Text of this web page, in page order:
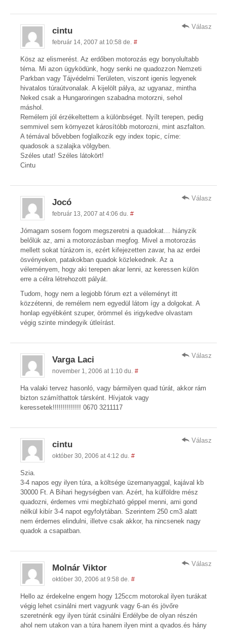
cintu
február 14, 2007 at 10:58 de. #
Kösz az elismerést. Az erdőben motorozás egy bonyolultabb
téma. Mi azon ügyködünk, hogy senki ne quadozzon Nemzeti
Parkban vagy Tájvédelmi Területen, viszont igenis legyenek
hivatalos túraútvonalak. A kijelölt pálya, az ugyanaz, mintha
Neked csak a Hungaroringen szabadna motorzni, sehol
máshol.
Remélem jól érzékeltettem a különbséget. Nyílt terepen, pedig
semmivel sem környezet károsítóbb motorozni, mint aszfalton.
A témával bővebben foglalkozik egy index topic, címe:
quadosok a szalajka völgyben.
Széles utat! Széles látokört!
Cintu
Válasz
Jocó
február 13, 2007 at 4:06 du. #
Jómagam sosem fogom megszeretni a quadokat… hiányzik
belőlük az, ami a motorozásban megfog. Mivel a motorozás
mellett sokat túrázom is, ezért kifejezetten zavar, ha az erdei
ösvényeken, patakokban quadok közlekednek. Az a
véleményem, hogy aki terepen akar lenni, az keressen külön
erre a célra létrehozott pályát.
Tudom, hogy nem a legjobb fórum ezt a véleményt itt
közzétenni, de remélem nem egyedül látom így a dolgokat. A
honlap egyébként szuper, örömmel és irigykedve olvastam
végig szinte mindegyik útleírást.
Válasz
Varga Laci
november 1, 2006 at 1:10 du. #
Ha valaki tervez hasonló, vagy bármilyen quad túrát, akkor rám
bizton számíthattok társként. Hívjatok vagy
keressetek!!!!!!!!!!!!!! 0670 3211117
Válasz
cintu
október 30, 2006 at 4:12 du. #
Szia.
3-4 napos egy ilyen túra, a költsége üzemanyaggal, kajával kb
30000 Ft. A Bihari hegységben van. Azért, ha külföldre mész
quadozni, érdemes vmi megbízható géppel menni, ami gond
nélkül kibír 3-4 napot egyfolytában. Szerintem 250 cm3 alatt
nem érdemes elindulni, illetve csak akkor, ha nincsenek nagy
quadok a csapatban.
Válasz
Molnár Viktor
október 30, 2006 at 9:58 de. #
Hello az érdekelne engem hogy 125ccm motorokal ilyen turákat
végig lehet csinálni mert vagyunk vagy 6-an és jövőre
szeretnénk egy ilyen túrát csinálni Erdélybe de olyan részén
ahol nem utakon van a túra hanem ilyen mint a qvados.és hány
Válasz